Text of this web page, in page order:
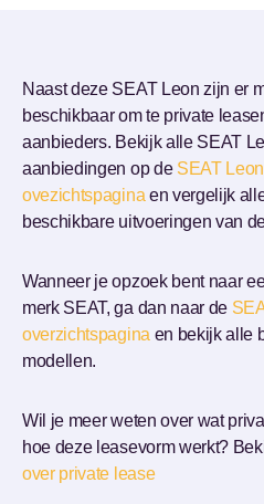
Naast deze SEAT Leon zijn er
beschikbaar om te private
aanbieders. Bekijk alle SEAT
aanbiedingen op de SEAT
ovezichtspagina en vergelijk
beschikbare uitvoeringen van
Wanneer je opzoek bent naar
merk SEAT, ga dan naar de
overzichtspagina en bekijk alle
modellen.
Wil je meer weten over wat
hoe deze leasevorm werkt?
over private lease